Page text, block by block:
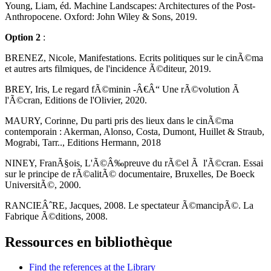
Young, Liam, éd. Machine Landscapes: Architectures of the Post-
Anthropocene. Oxford: John Wiley & Sons, 2019.
Option 2 :
BRENEZ, Nicole, Manifestations. Ecrits politiques sur le cinÃ©ma
et autres arts filmiques, de l'incidence Ã©diteur, 2019.
BREY, Iris, Le regard fÃ©minin -Â€Â“ Une rÃ©volution Ã
l'Ã©cran, Editions de l'Olivier, 2020.
MAURY, Corinne, Du parti pris des lieux dans le cinÃ©ma
contemporain : Akerman, Alonso, Costa, Dumont, Huillet & Straub,
Mograbi, Tarr.., Editions Hermann, 2018
NINEY, FranÃ§ois, L'Ã©Â‰preuve du rÃ©el Ã l'Ã©cran. Essai
sur le principe de rÃ©alitÃ© documentaire, Bruxelles, De Boeck
UniversitÃ©, 2000.
RANCIEÂˆRE, Jacques, 2008. Le spectateur Ã©mancipÃ©. La
Fabrique Ã©ditions, 2008.
Ressources en bibliothèque
Find the references at the Library